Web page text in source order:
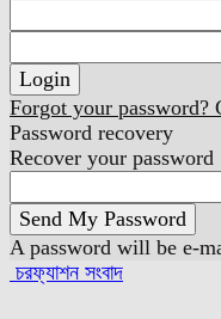
Forgot your password?
Password recovery
Recover your password
A password will be e-
চরফ্যাশন সংবাদ